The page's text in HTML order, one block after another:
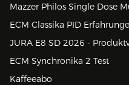
Mazzer Philos Single Dose
ECM Classika PID
JURA E8 SD 2026 -
ECM Synchronika 2 Test
Kaffeeabo